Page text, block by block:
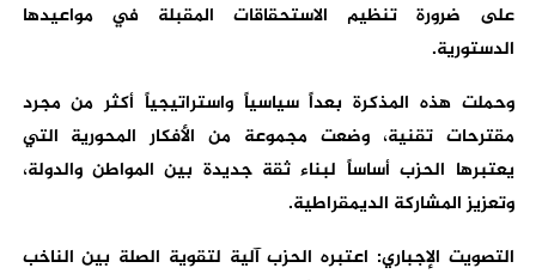
على ضرورة تنظيم الاستحقاقات المقبلة في مواعيدها
الدستورية.
وحملت هذه المذكرة بعداً سياسياً واستراتيجياً أكثر من مجرد
مقترحات تقنية، وضعت مجموعة من الأفكار المحورية التي
يعتبرها الحزب أساساً لبناء ثقة جديدة بين المواطن والدولة،
وتعزيز المشاركة الديمقراطية.
التصويت الإجباري: اعتبره الحزب آلية لتقوية الصلة بين الناخب